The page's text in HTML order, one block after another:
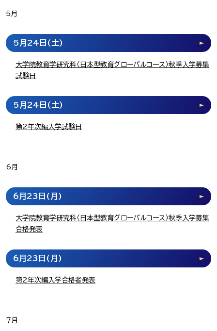
5月
5月24日 (土)
大学院教育学研究科（日本型教育グローバルコース）秋季入学募集
試験日
5月24日 (土)
第2年次編入学試験日
6月
6月23日 (月)
大学院教育学研究科（日本型教育グローバルコース）秋季入学募集
合格発表
6月23日 (月)
第2年次編入学合格者発表
7月